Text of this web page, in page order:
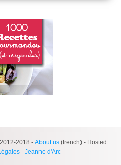
2018 - About us (french) - Hosted
- Jeanne d'Arc